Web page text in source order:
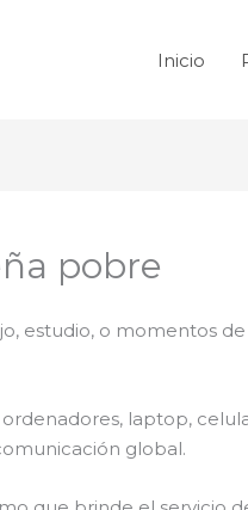
Inicio
pobre
estudio, o momentos
laptop,
global.